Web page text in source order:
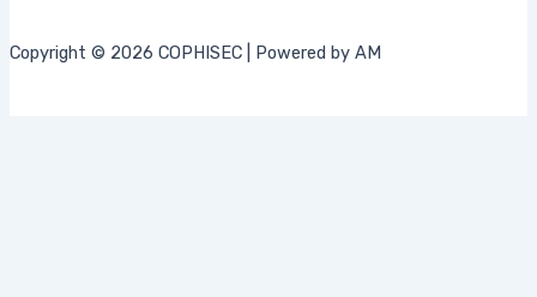
Copyright © 2026 COPHISEC | Powered by AM